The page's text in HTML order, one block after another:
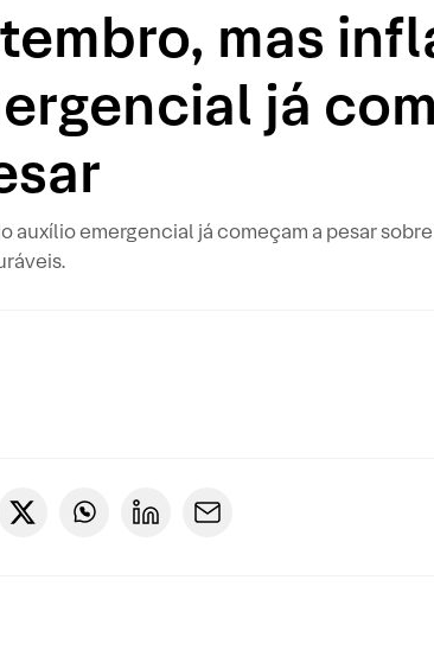
mas
já
emergencial já começam a pesar